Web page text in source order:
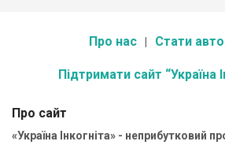
Про нас Стати
Підтримати сайт “Україна
Про сайт
«Україна Інкогніта» - неприбутковий